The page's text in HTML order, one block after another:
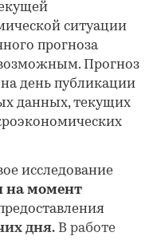
ситуации
прогноза
Прогноз
день публикации
данных, текущих
исследование
на момент
дня. В работе